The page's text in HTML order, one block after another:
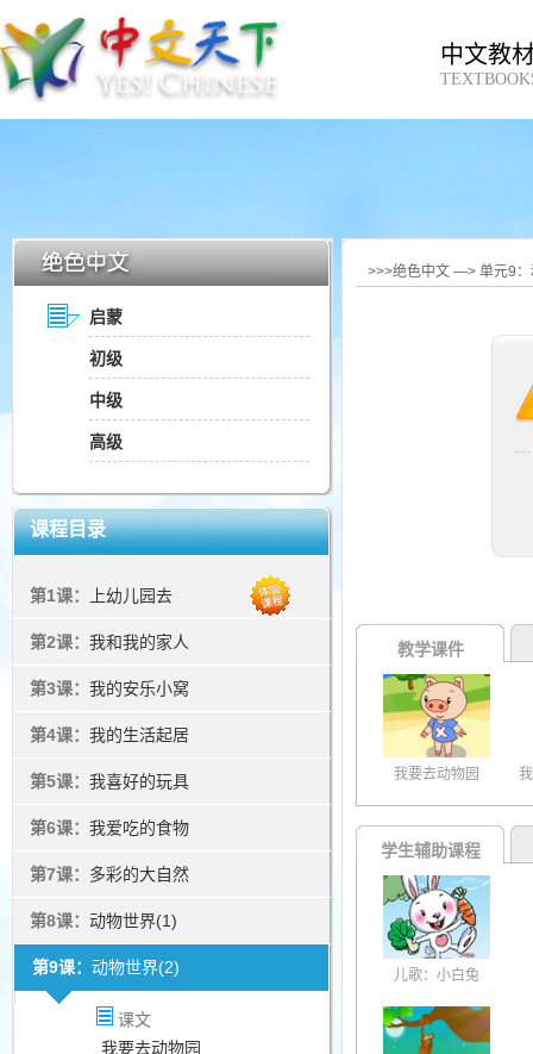
中文教
启蒙
初级
中级
高级
课程目录
第1课： 上幼儿园去
第2课： 我和我的家人
第3课： 我的安乐小窝
第4课： 我的生活起居
第5课： 我喜好的玩具
第6课： 我爱吃的食物
第7课： 多彩的大自然
第8课： 动物世界(1)
第9课： 动物世界(2)
课文
我要去动物园
>>>绝色中文 —> 单元9
教学课件
我要去动物园
学生辅助课程
儿歌：小白兔